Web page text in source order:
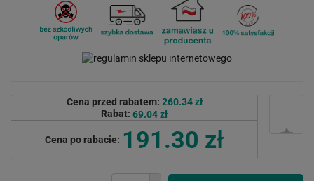
Cena przed rabatem: 260.34 zł
Rabat: 69.04 zł
Cena po rabacie: 191.30 zł